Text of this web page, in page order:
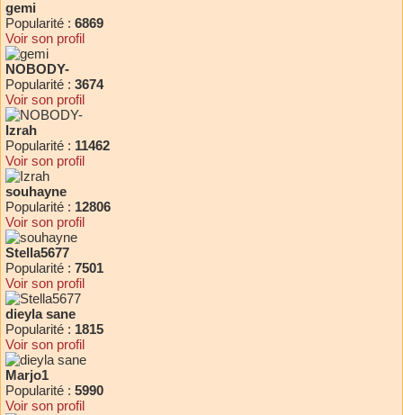
gemi
Popularité : 6869
Voir son profil
NOBODY-
Popularité : 3674
Voir son profil
Izrah
Popularité : 11462
Voir son profil
souhayne
Popularité : 12806
Voir son profil
Stella5677
Popularité : 7501
Voir son profil
dieyla sane
Popularité : 1815
Voir son profil
Marjo1
Popularité : 5990
Voir son profil